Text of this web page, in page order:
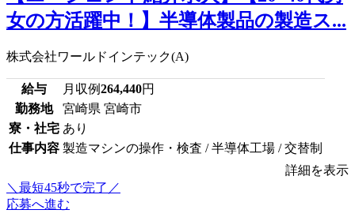
女の方活躍中！】半導体製品の製造ス...
株式会社ワールドインテック(A)
給与 月収例264,440円
勤務地
宮崎県 宮崎市
寮・社宅 あり
仕事内容 製造マシンの操作・検査 / 半導体工場 / 交替制
詳細を表示
＼最短45秒で完了／
応募へ進む